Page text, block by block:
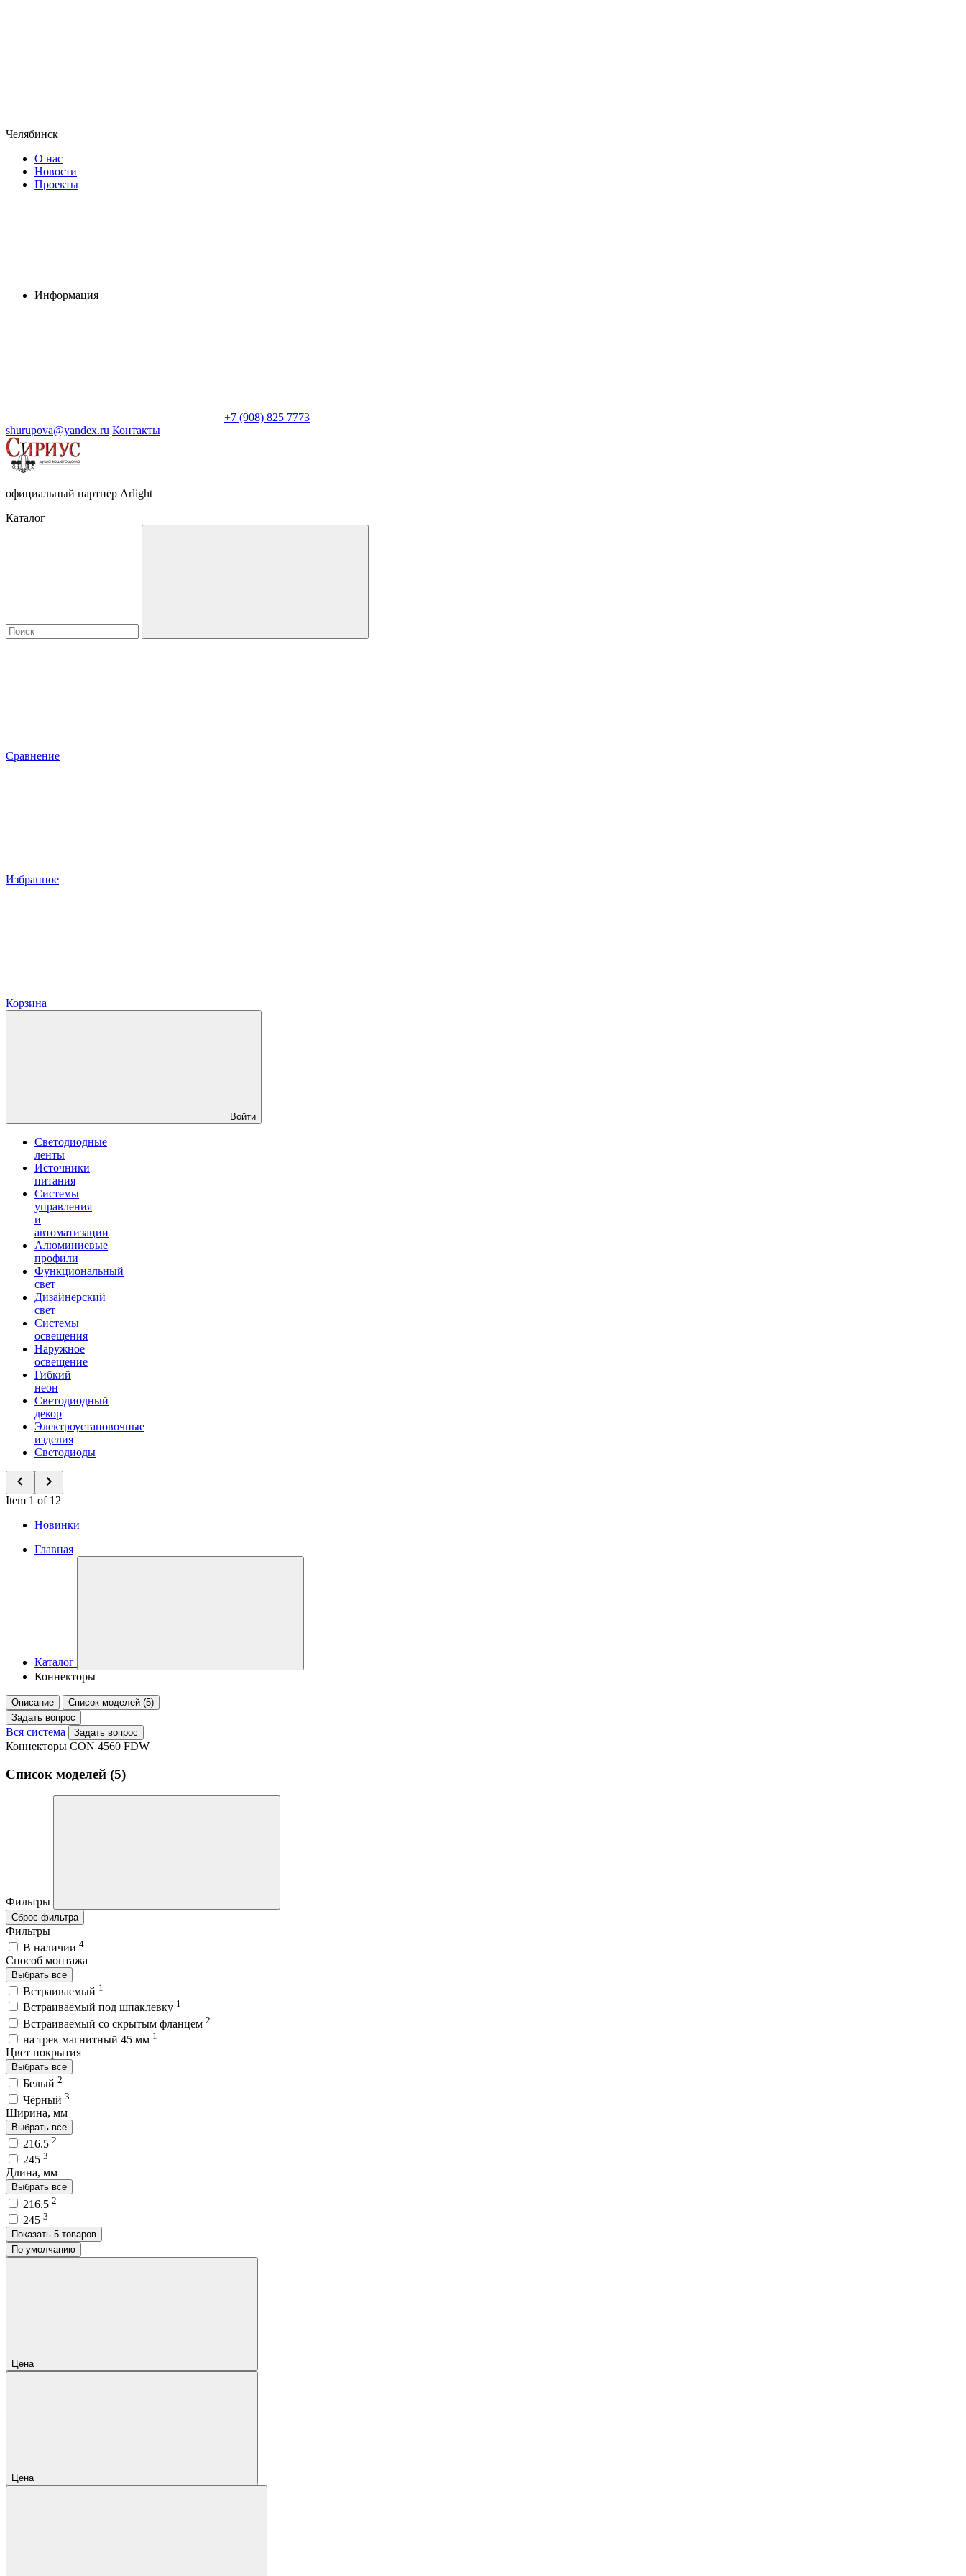
Челябинск
О нас
Новости
Проекты
Информация
+7 (908) 825 7773
shurupova@yandex.ru Контакты
официальный партнер Arlight
Каталог
Сравнение
Избранное
Корзина
Войти
Светодиодные
ленты
Источники
питания
Системы
управления
и
автоматизации
Алюминиевые
профили
Функциональный
свет
Дизайнерский
свет
Системы
освещения
Наружное
освещение
Гибкий
неон
Светодиодный
декор
Электроустановочные
изделия
Светодиоды
Item 1 of 12
Новинки
Главная
Каталог
Коннекторы
Описание
Список моделей (5)
Задать вопрос
Вся система Задать вопрос
Коннекторы CON 4560 FDW
Список моделей (5)
Фильтры
Сброс фильтра
Фильтры
В наличии 4
Способ монтажа
Выбрать все
Встраиваемый 1
Встраиваемый под шпаклевку 1
Встраиваемый со скрытым фланцем 2
на трек магнитный 45 мм 1
Цвет покрытия
Выбрать все
Белый 2
Чёрный 3
Ширина, мм
Выбрать все
216.5 2
245 3
Длина, мм
Выбрать все
216.5 2
245 3
Показать 5 товаров
По умолчанию
Цена
Цена